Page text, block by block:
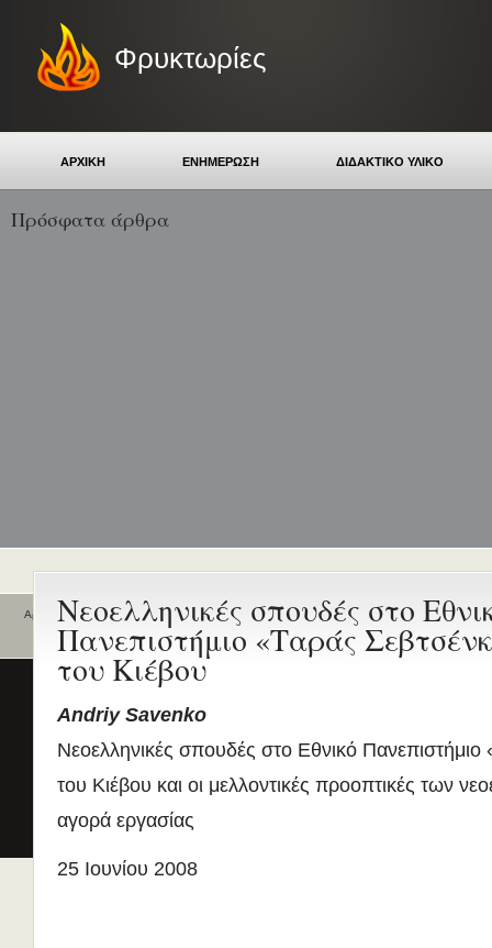
Φρυκτωρίες
ΑΡΧΙΚΗ ΕΝΗΜΕΡΩΣΗ ΔΙΔΑΚΤΙΚΟ ΥΛΙΚΟ
Πρόσφατα άρθρα
Νεοελληνικές σπουδές στο
Πανεπιστήμιο «Ταράς
του Κιέβου
Andriy Savenko
Νεοελληνικές σπουδές στο Εθνικό
του Κιέβου και οι μελλοντικές προοπτικές των
αγορά εργασίας
25 Ιουνίου 2008
Αρχική
Ποιοι είναι εδώ
Είναι εδώ αυτή τη στιγμή0 χρήστες
Ενεργά θέματα
συζήτησης
(Εξ Αποστάσεως) από το Παν/
ΚΕΓ